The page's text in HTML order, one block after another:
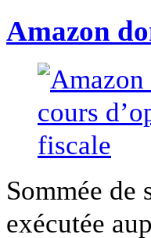
Amazon
Sommée de
exécutée